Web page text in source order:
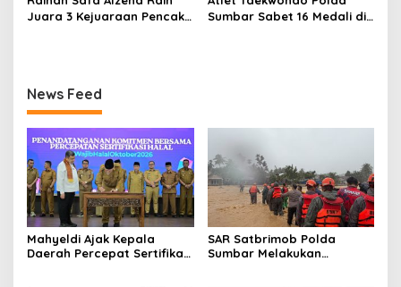
Dimata Hukum
Juara 3 Kejuaraan Pencak
Sumbar Sabet 16 Medali di
News Feed
Mahyeldi Ajak Kepala
Daerah Percepat Sertifikasi
SAR Satbrimob Polda
Sumbar Melakukan